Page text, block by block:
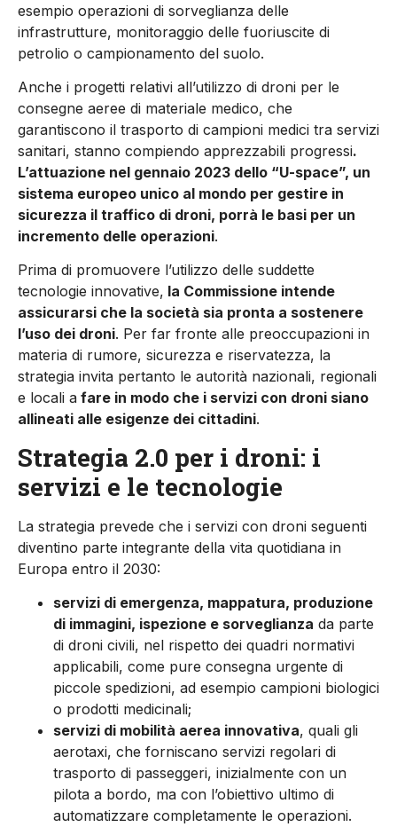
esempio operazioni di sorveglianza delle
infrastrutture, monitoraggio delle fuoriuscite di
petrolio o campionamento del suolo.
Anche i progetti relativi all’utilizzo di droni per le
consegne aeree di materiale medico, che
garantiscono il trasporto di campioni medici tra servizi
sanitari, stanno compiendo apprezzabili progressi.
L’attuazione nel gennaio 2023 dello “U-space”, un
sistema europeo unico al mondo per gestire in
sicurezza il traffico di droni, porrà le basi per un
incremento delle operazioni.
Prima di promuovere l’utilizzo delle suddette
tecnologie innovative, la Commissione intende
assicurarsi che la società sia pronta a sostenere
l’uso dei droni. Per far fronte alle preoccupazioni in
materia di rumore, sicurezza e riservatezza, la
strategia invita pertanto le autorità nazionali, regionali
e locali a fare in modo che i servizi con droni siano
allineati alle esigenze dei cittadini.
Strategia 2.0 per i droni: i
servizi e le tecnologie
La strategia prevede che i servizi con droni seguenti
diventino parte integrante della vita quotidiana in
Europa entro il 2030:
servizi di emergenza, mappatura, produzione
di immagini, ispezione e sorveglianza da parte
di droni civili, nel rispetto dei quadri normativi
applicabili, come pure consegna urgente di
piccole spedizioni, ad esempio campioni biologici
o prodotti medicinali;
servizi di mobilità aerea innovativa, quali gli
aerotaxi, che forniscano servizi regolari di
trasporto di passeggeri, inizialmente con un
pilota a bordo, ma con l’obiettivo ultimo di
automatizzare completamente le operazioni.